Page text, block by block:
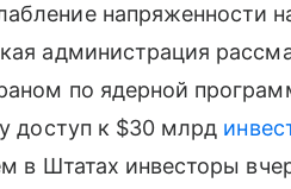
напряженности
администрация
по ядерной
доступ к $30 млрд
в Штатах инвесторы